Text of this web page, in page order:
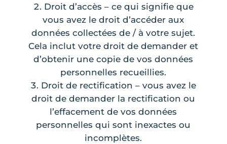
Droit d’accès – ce qui signifie que
vous avez le droit d’accéder aux
données collectées de / à votre sujet.
Cela inclut votre droit de demander et
d’obtenir une copie de vos données
personnelles recueillies.
Droit de rectification – vous avez le
droit de demander la rectification ou
l’effacement de vos données
personnelles qui sont inexactes ou
incomplètes.